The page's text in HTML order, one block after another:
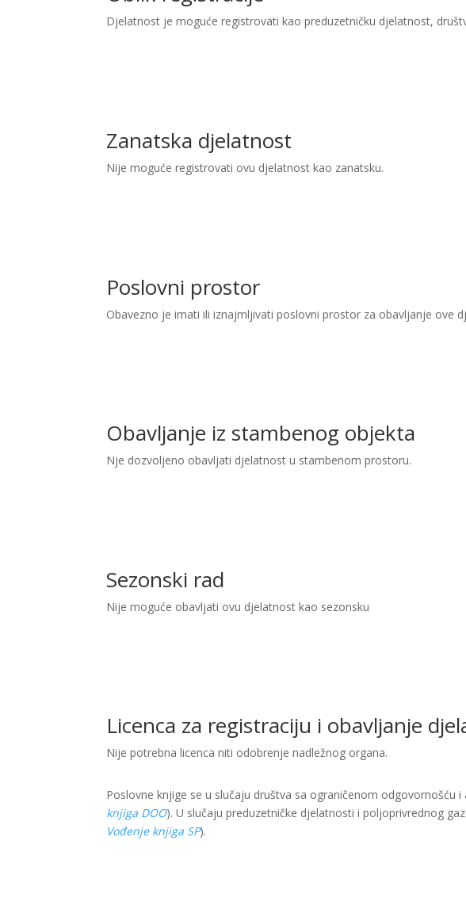
Djelatnost je moguće registrovati kao preduzetničku djelatnost,
Zanatska djelatnost
Nije moguće registrovati ovu djelatnost kao zanatsku.
Poslovni prostor
Obavezno je imati ili iznajmljivati poslovni prostor za obavljanje ove
Obavljanje iz stambenog objekta
Nje dozvoljeno obavljati djelatnost u stambenom prostoru.
Sezonski rad
Nije moguće obavljati ovu djelatnost kao sezonsku
Licenca za registraciju i obavljanje
Nije potrebna licenca niti odobrenje nadležnog organa.
Poslovne knjige se u slučaju društva sa ograničenom
knjiga DOO). U slučaju preduzetničke djelatnosti i poljoprivrednog
Vođenje knjiga SP).